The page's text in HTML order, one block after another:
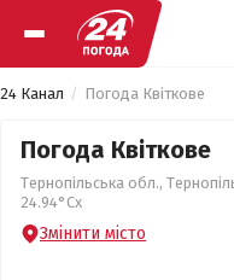
24 Канал Погода Квіткове
Погода Квіткове
Тернопільська обл.,
24.94°Сх
Змінити місто